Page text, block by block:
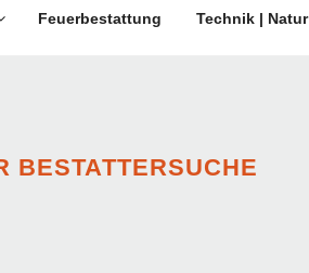
Feuerbestattung Technik | Natur
BESTATTERSUCHE